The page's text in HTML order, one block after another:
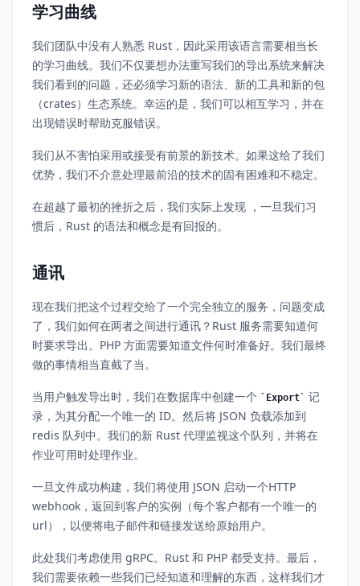
学习曲线
我们团队中没有人熟悉 Rust，因此采用该语言需要相当长
的学习曲线。我们不仅要想办法重写我们的导出系统来解决
我们看到的问题，还必须学习新的语法、新的工具和新的包
（crates）生态系统。幸运的是，我们可以相互学习，并在
出现错误时帮助克服错误。
我们从不害怕采用或接受有前景的新技术。如果这给了我们
优势，我们不介意处理最前沿的技术的固有困难和不稳定。
在超越了最初的挫折之后，我们实际上发现 ，一旦我们习
惯后，Rust 的语法和概念是有回报的。
通讯
现在我们把这个过程交给了一个完全独立的服务，问题变成
了，我们如何在两者之间进行通讯？Rust 服务需要知道何
时要求导出。PHP 方面需要知道文件何时准备好。我们最终
做的事情相当直截了当。
当用户触发导出时，我们在数据库中创建一个 Export
记
录，为其分配一个唯一的 ID。然后将 JSON 负载添加到
redis 队列中。我们的新 Rust 代理监视这个队列，并将在
作业可用时处理作业。
一旦文件成功构建，我们将使用 JSON 启动一个HTTP
webhook，返回到客户的实例（每个客户都有一个唯一的
url），以便将电子邮件和链接发送给原始用户。
此处我们考虑使用 gRPC。Rust 和 PHP 都受支持。最后，
我们需要依赖一些我们已经知道和理解的东西，这样我们才